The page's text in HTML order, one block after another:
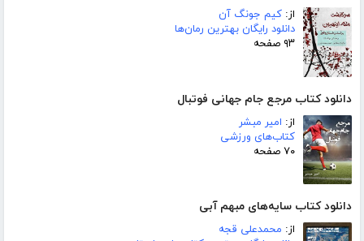
از: کیم جونگ آن
دانلود رایگان بهترین رمان‌ها
۹۳ صفحه
دانلود کتاب مرجع جام جهانی فوتبال
از: امیر مبشر
کتاب‌های ورزشی
۷۰ صفحه
دانلود کتاب سایه‌های مبهم آبی
از: محمدعلی قجه